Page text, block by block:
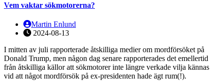
Vem vaktar sökmotorerna?
Martin Enlund
2024-08-13
I mitten av juli rapporterade åtskilliga medier om mordförsöket på
Donald Trump, men någon dag senare rapporterades det emellertid
från åtskilliga källor att sökmotorer inte längre verkade vilja kännas
vid att något mordförsök på ex-presidenten hade ägt rum(!).